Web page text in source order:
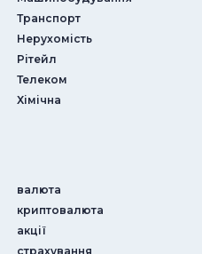
Транспорт
Нерухомість
Рітейл
Телеком
Хімічна
валюта
криптовалюта
акції
страхування